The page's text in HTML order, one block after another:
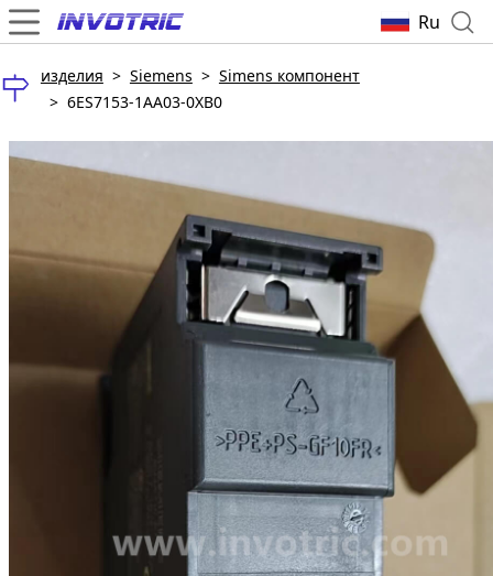
Ru
изделия > Siemens > Simens компонент
> 6ES7153-1AA03-0XB0